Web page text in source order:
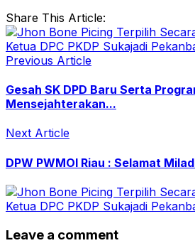
Share This Article:
Previous Article
Gesah SK DPD Baru Serta
Mensejahterakan...
Next Article
DPW PWMOI Riau : Selamat
Leave a comment